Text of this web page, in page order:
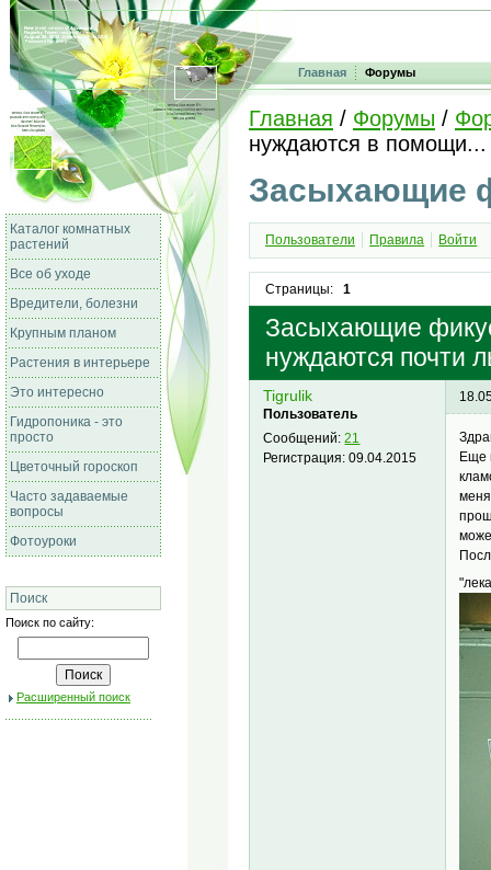
Главная Форумы
Каталог комнатных
растений
Все об уходе
Вредители, болезни
Крупным планом
Растения в интерьере
Это интересно
Гидропоника - это
просто
Цветочный гороскоп
Часто задаваемые
вопросы
Фотоуроки
Поиск
Поиск по сайту:
Расширенный поиск
Главная / Форумы /
нуждаются в помощи...
Засыхающие
Пользователи Правила Войти
Страницы: 1
Засыхающие
нуждаются почти
Tigrulik
Пользователь
Сообщений:21
Регистрация:09.04.2015
Еще